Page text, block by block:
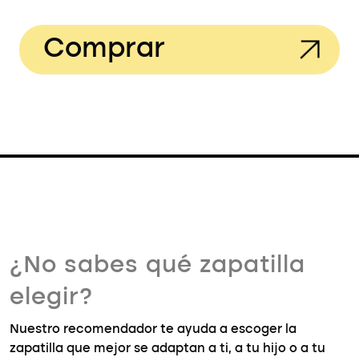
Comprar
¿No sabes qué zapatilla
elegir?
Nuestro recomendador te ayuda a escoger la
zapatilla que mejor se adaptan a ti, a tu hijo o a tu